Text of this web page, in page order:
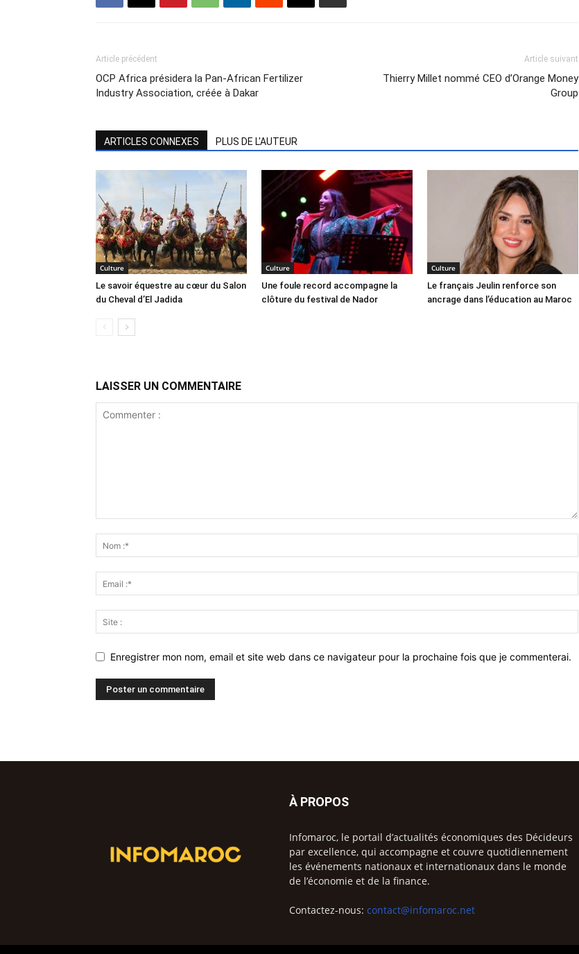
Article précédent
OCP Africa présidera la Pan-African Fertilizer
Industry Association, créée à Dakar
Article suivant
Thierry Millet nommé CEO d’Orange Money
Group
ARTICLES CONNEXES PLUS DE L'AUTEUR
Culture
Le savoir équestre au cœur du Salon
du Cheval d’El Jadida
Culture
Une foule record accompagne la
clôture du festival de Nador
Culture
Le français Jeulin renforce son
ancrage dans l’éducation au Maroc
LAISSER UN COMMENTAIRE
Enregistrer mon nom, email et site web dans ce navigateur pour la prochaine fois que je commenterai.
À PROPOS
Infomaroc, le portail d’actualités économiques des Décideurs
par excellence, qui accompagne et couvre quotidiennement
les événements nationaux et internationaux dans le monde
de l’économie et de la finance.
Contactez-nous: contact@infomaroc.net